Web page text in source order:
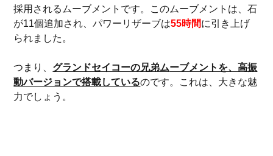
採用されるムーブメントです。このムーブメントは、石
が11個追加され、パワーリザーブは55時間に引き上げ
られました。
つまり、 グランドセイコーの兄弟ムーブメントを、高振
動バージョンで搭載しているのです。これは、大きな魅
力でしょう。